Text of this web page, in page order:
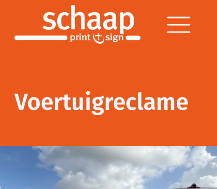
Voertuigreclame